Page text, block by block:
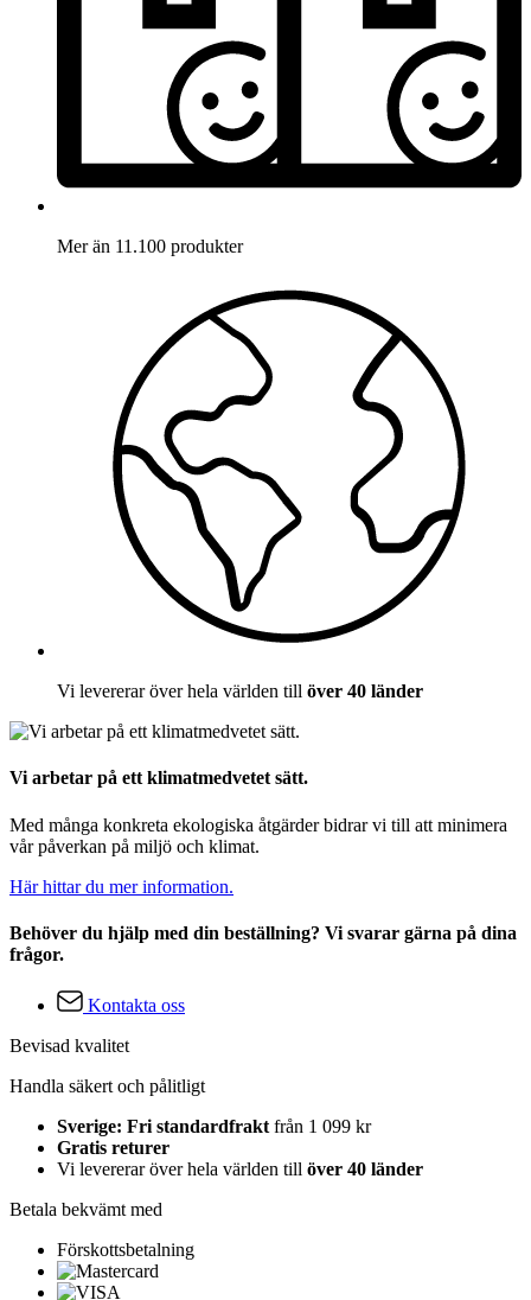
Mer än 11.100 produkter
Vi levererar över hela världen till över 40 länder
Vi arbetar på ett klimatmedvetet sätt.
Med många konkreta ekologiska åtgärder bidrar vi till att minimera
vår påverkan på miljö och klimat.
Här hittar du mer information.
Behöver du hjälp med din beställning? Vi svarar gärna på dina
frågor.
Kontakta oss
Bevisad kvalitet
Handla säkert och pålitligt
Sverige: Fri standardfrakt från 1 099 kr
Gratis returer
Vi levererar över hela världen till över 40 länder
Betala bekvämt med
Förskottsbetalning